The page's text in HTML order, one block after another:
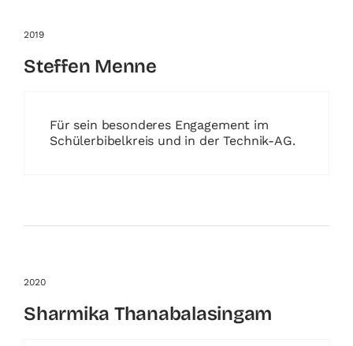
2019
Steffen Menne
Für sein besonderes Engagement im
Schülerbibelkreis und in der Technik-AG.
2020
Sharmika Thanabalasingam